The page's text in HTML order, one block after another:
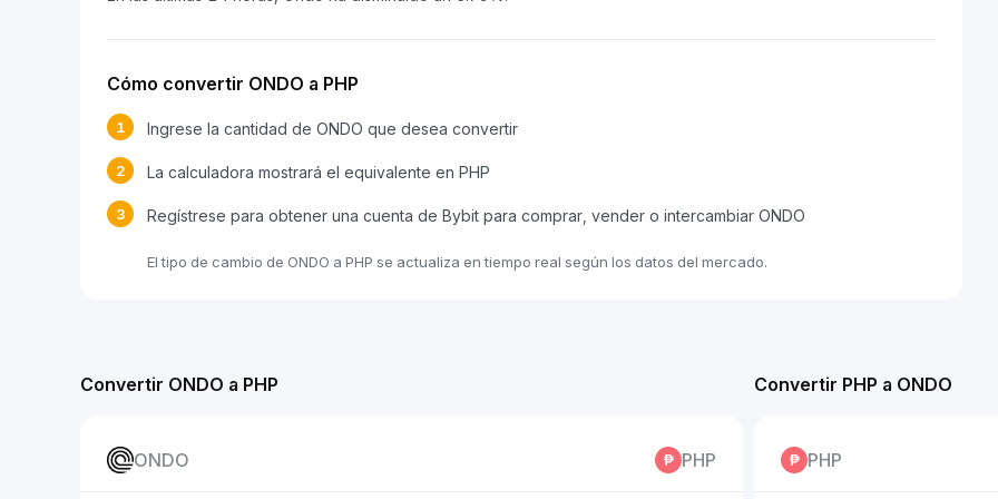
Cómo convertir ONDO a PHP
1 Ingrese la cantidad de ONDO que desea convertir
2 La calculadora mostrará el equivalente en PHP
3 Regístrese para obtener una cuenta de Bybit para comprar, vender o intercambiar ONDO
El tipo de cambio de ONDO a PHP se actualiza en tiempo real según los datos del mercado.
Convertir ONDO a PHP
ONDO PHP
Convertir PHP a ONDO
PHP